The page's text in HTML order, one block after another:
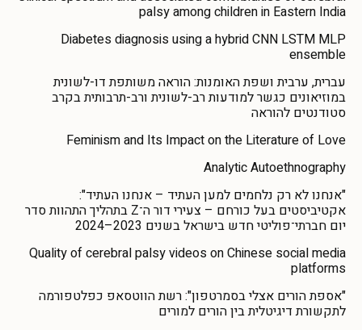
palsy among children in Eastern India
Diabetes diagnosis using a hybrid CNN LSTM MLP
ensemble
עברית, ערבית ושפת האומנות: הוראה משותפת דו-לשונית
במוזיאונים כגשר למודעות רב-לשונית ורב-תרבותית בקרב
סטודנטים להוראה
Feminism and Its Impact on the Literature of Love
Analytic Autoethnography
"אנחנו לא רק נלחמים למען העתיד – אנחנו העתיד":
אקטיביסטים בעל כורחם – צעירי דור ה־Z בתהליך התהוות סדר
יום חברתי־פוליטי חדש בישראל בשנים 2023–2024
Quality of cerebral palsy videos on Chinese social media
platforms
"אספת הורים אצלי בסמרטפון": רשת הווטסאפ כפלטפורמה
לתקשורת דיגיטלית בין הורים למורים